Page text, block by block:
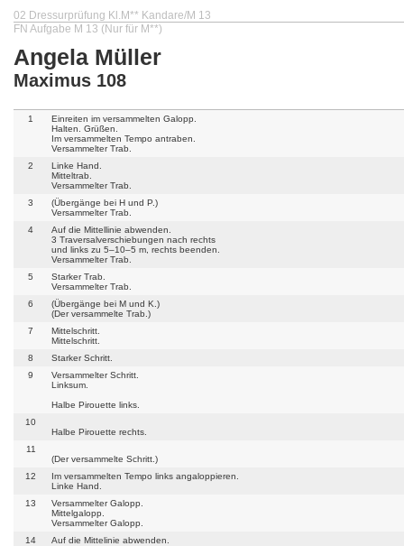
02 Dressurprüfung Kl.M** Kandare/M 13
FN Aufgabe M 13 (Nur für M**)
Angela Müller
Maximus 108
1
Einreiten im versammelten Galopp.
Halten. Grüßen.
Im versammelten Tempo antraben.
Versammelter Trab.
2
Linke Hand.
Mitteltrab.
Versammelter Trab.
3
(Übergänge bei H und P.)
Versammelter Trab.
4
Auf die Mittellinie abwenden.
3 Traversalverschiebungen nach rechts
und links zu 5–10–5 m, rechts beenden.
Versammelter Trab.
5
Starker Trab.
Versammelter Trab.
6
(Übergänge bei M und K.)
(Der versammelte Trab.)
7
Mittelschritt.
Mittelschritt.
8
Starker Schritt.
9
Versammelter Schritt.
Linksum.
Halbe Pirouette links.
10
Halbe Pirouette rechts.
11
(Der versammelte Schritt.)
12
Im versammelten Tempo links angaloppieren.
Linke Hand.
13
Versammelter Galopp.
Mittelgalopp.
Versammelter Galopp.
14
Auf die Mittelinie abwenden.